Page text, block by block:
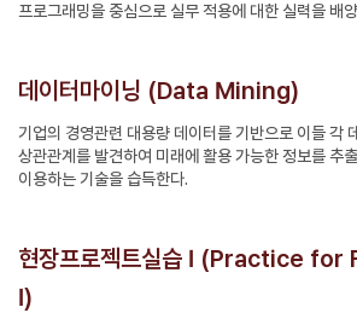
프로그래밍을 중심으로 실무 적용에 대한 실력을 배
데이터마이닝 (Data Mining)
기업의 경영관련 대용량 데이터를 기반으로 이들 각
상관관계를 발견하여 미래에 활용 가능한 정보를 추
이용하는 기술을 습득한다.
현장프로젝트실습 I (Practice
I)